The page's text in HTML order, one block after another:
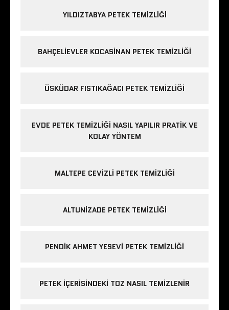
YILDIZTABYA PETEK TEMIZLIĞI
BAHÇELIEVLER KOCASINAN PETEK TEMIZLIĞI
ÜSKÜDAR FISTIKAĞACI PETEK TEMIZLIĞI
EVDE PETEK TEMIZLIĞI NASIL YAPILIR PRATIK VE
KOLAY YÖNTEM
MALTEPE CEVIZLI PETEK TEMIZLIĞI
ALTUNIZADE PETEK TEMIZLIĞI
PENDIK AHMET YESEVI PETEK TEMIZLIĞI
PETEK IÇERISINDEKI TOZ NASIL TEMIZLENIR